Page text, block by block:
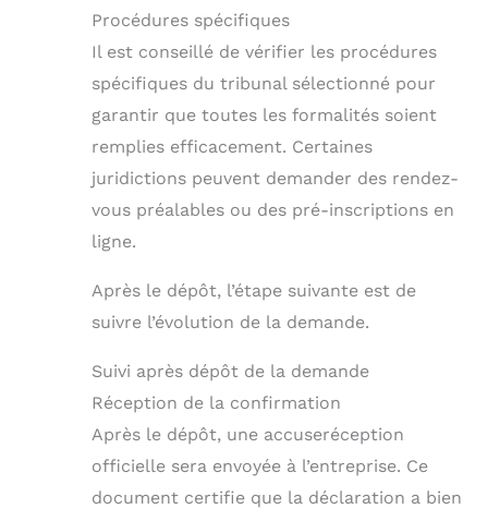
Procédures spécifiques
Il est conseillé de vérifier les procédures
spécifiques du tribunal sélectionné pour
garantir que toutes les formalités soient
remplies efficacement. Certaines
juridictions peuvent demander des rendez-
vous préalables ou des pré-inscriptions en
ligne.
Après le dépôt, l’étape suivante est de
suivre l’évolution de la demande.
Suivi après dépôt de la demande
Réception de la confirmation
Après le dépôt, une accuseréception
officielle sera envoyée à l’entreprise. Ce
document certifie que la déclaration a bien